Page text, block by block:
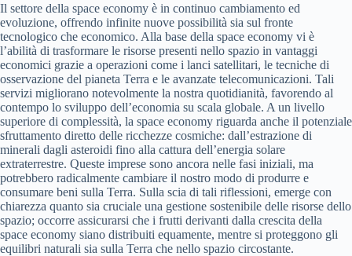
Il settore della space economy è in continuo cambiamento ed
evoluzione, offrendo infinite nuove possibilità sia sul fronte
tecnologico che economico. Alla base della space economy vi è
l’abilità di trasformare le risorse presenti nello spazio in vantaggi
economici grazie a operazioni come i lanci satellitari, le tecniche di
osservazione del pianeta Terra e le avanzate telecomunicazioni. Tali
servizi migliorano notevolmente la nostra quotidianità, favorendo al
contempo lo sviluppo dell’economia su scala globale. A un livello
superiore di complessità, la space economy riguarda anche il potenziale
sfruttamento diretto delle ricchezze cosmiche: dall’estrazione di
minerali dagli asteroidi fino alla cattura dell’energia solare
extraterrestre. Queste imprese sono ancora nelle fasi iniziali, ma
potrebbero radicalmente cambiare il nostro modo di produrre e
consumare beni sulla Terra. Sulla scia di tali riflessioni, emerge con
chiarezza quanto sia cruciale una gestione sostenibile delle risorse dello
spazio; occorre assicurarsi che i frutti derivanti dalla crescita della
space economy siano distribuiti equamente, mentre si proteggono gli
equilibri naturali sia sulla Terra che nello spazio circostante.